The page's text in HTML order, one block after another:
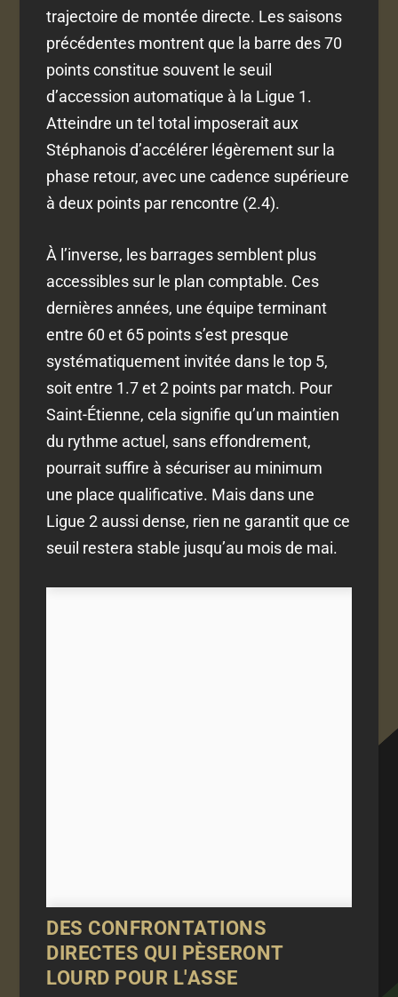
trajectoire de montée directe. Les saisons
précédentes montrent que la barre des 70
points constitue souvent le seuil
d’accession automatique à la Ligue 1.
Atteindre un tel total imposerait aux
Stéphanois d’accélérer légèrement sur la
phase retour, avec une cadence supérieure
à deux points par rencontre (2.4).
À l’inverse, les barrages semblent plus
accessibles sur le plan comptable. Ces
dernières années, une équipe terminant
entre 60 et 65 points s’est presque
systématiquement invitée dans le top 5,
soit entre 1.7 et 2 points par match. Pour
Saint-Étienne, cela signifie qu’un maintien
du rythme actuel, sans effondrement,
pourrait suffire à sécuriser au minimum
une place qualificative. Mais dans une
Ligue 2 aussi dense, rien ne garantit que ce
seuil restera stable jusqu’au mois de mai.
DES CONFRONTATIONS
DIRECTES QUI PÈSERONT
LOURD POUR L'ASSE